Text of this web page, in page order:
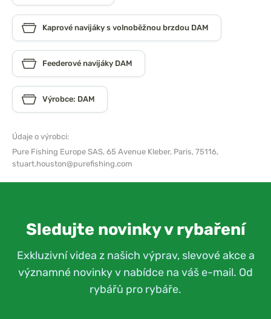
Kaprové navijáky s volnoběžnou brzdou DAM
Feederové navijáky DAM
Výrobce: DAM
Údaje o výrobci:
Pure Fishing Europe SAS, 65 Avenue Kleber, Paris, 75116,
stuart.houston@purefishing.com
Sledujte novinky v rybaření
Exkluzivní videa z našich výprav, slevové akce a
významné novinky v nabídce na váš e-mail. Od
rybářů pro rybáře.